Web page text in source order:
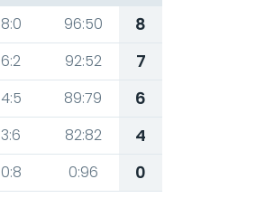
8:0 96:50
8
6:2 92:52
7
4:5 89:79
6
3:6 82:82
4
0:8 0:96 0